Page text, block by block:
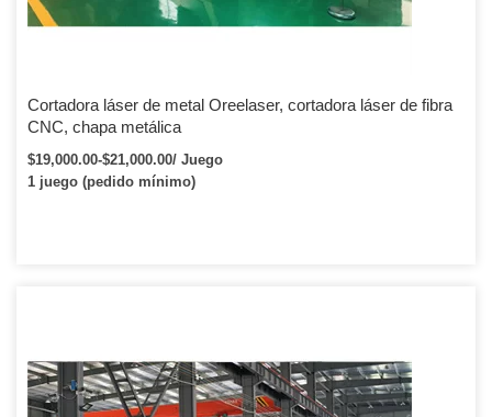
Cortadora láser de metal Oreelaser, cortadora láser de fibra
CNC, chapa metálica
$19,000.00-$21,000.00/ Juego
1 juego (pedido mínimo)